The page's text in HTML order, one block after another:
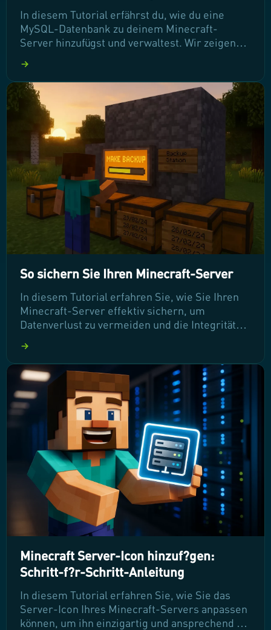
In diesem Tutorial erfährst du, wie du eine
MySQL-Datenbank zu deinem Minecraft-
Server hinzufügst und verwaltest. Wir zeigen
Datenbank erstellst und sie mit deinen Plugins
verbindest, um Daten effizient zu speichern
und zu verwalten. Lass uns gleich loslegen und
deinem Server die nötige Funktionalität
verleihen!
So sichern Sie Ihren Minecraft-Server
In diesem Tutorial erfahren Sie, wie Sie Ihren
Minecraft-Server effektiv sichern, um
Datenverlust zu vermeiden und die Integrität
Ihnen Schritt für Schritt, wie Sie sowohl
automatische als auch manuelle Backups
erstellen und wiederherstellen können. Lesen
Sie weiter, um sicherzustellen, dass Ihre
Spieldaten jederzeit geschützt sind!
Minecraft Server-Icon hinzuf?gen:
Schritt-f?r-Schritt-Anleitung
In diesem Tutorial erfahren Sie, wie Sie das
Server-Icon Ihres Minecraft-Servers anpassen
können, um ihn einzigartig und ansprechend zu